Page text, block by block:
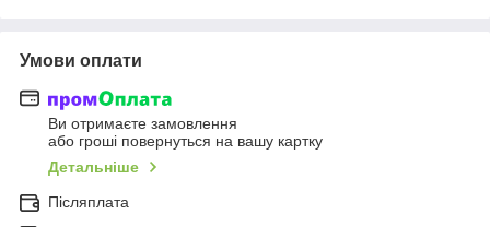
Умови оплати
Ви отримаєте замовлення
або гроші повернуться на вашу картку
Детальніше
Післяплата